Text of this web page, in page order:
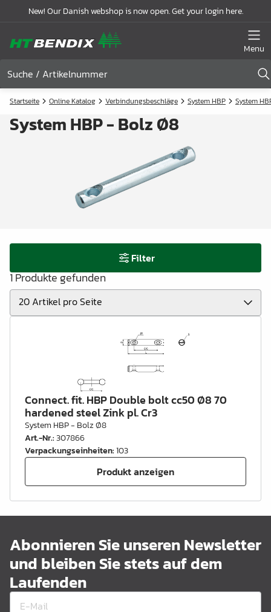
New! Our Danish webshop is now open. Get your login here.
Menu
Startseite Online Katalog Verbindungsbeschläge System HBP System
System HBP - Bolz Ø8
Filter
1 Produkte gefunden
Connect. fit. HBP Double bolt cc50 Ø8 70
hardened steel Zink pl. Cr3
System HBP - Bolz Ø8
Art.-Nr.:307866
Verpackungseinheiten:103
Produkt anzeigen
Abonnieren Sie unseren Newsletter
und bleiben Sie stets auf dem
Laufenden